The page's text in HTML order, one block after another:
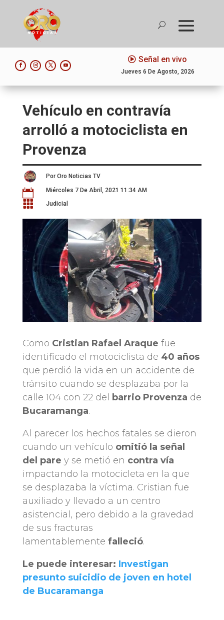
Señal en vivo
Jueves 6 De Agosto, 2026
Vehículo en contravía
arrolló a motociclista en
Provenza
Por Oro Noticias TV
 Miércoles 7 De Abril, 2021 11:34 AM
 Judicial
Como Cristian Rafael Araque fue
identificado el motociclista de 40 años
que perdió la vida en un accidente de
tránsito cuando se desplazaba por la
calle 104 con 22 del barrio Provenza de
Bucaramanga.
Al parecer los hechos fatales se dieron
cuando un vehículo omitió la señal
del pare y se metió en contra vía
impactando la motocicleta en la que
se desplazaba la víctima. Cristian fue
auxiliado y llevado a un centro
asistencial, pero debido a la gravedad
de sus fracturas
lamentablemente falleció.
Le puede interesar: Investigan
presunto suicidio de joven en hotel
de Bucaramanga